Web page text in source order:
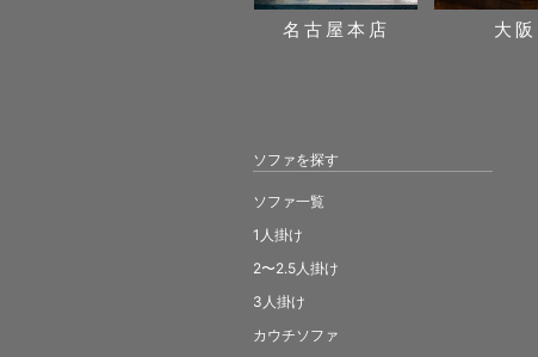
名古屋本店 大阪
ソファを探す
ソファ一覧
1人掛け
2〜2.5人掛け
3人掛け
カウチソファ